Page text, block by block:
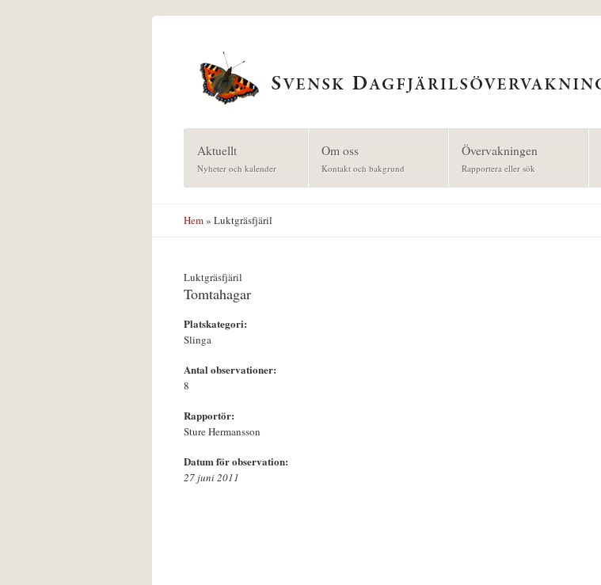
Aktuellt
Nyheter och kalender
Om oss
Kontakt och bakgrund
Övervakningen
Rapportera eller sök
Hem» Luktgräsfjäril
Luktgräsfjäril
Tomtahagar
Platskategori:
Slinga
Antal observationer:
8
Rapportör:
Sture Hermansson
Datum för observation:
27 juni 2011